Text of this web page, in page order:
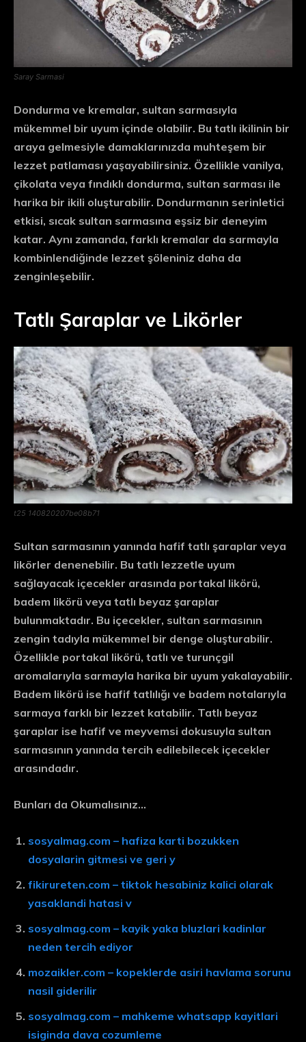
Saray Sarmasi
Dondurma ve kremalar, sultan sarmasıyla
mükemmel bir uyum içinde olabilir. Bu tatlı ikilinin bir
araya gelmesiyle damaklarınızda muhteşem bir
lezzet patlaması yaşayabilirsiniz. Özellikle vanilya,
çikolata veya fındıklı dondurma, sultan sarması ile
harika bir ikili oluşturabilir. Dondurmanın serinletici
etkisi, sıcak sultan sarmasına eşsiz bir deneyim
katar. Aynı zamanda, farklı kremalar da sarmayla
kombinlendiğinde lezzet şöleniniz daha da
zenginleşebilir.
Tatlı Şaraplar ve Likörler
t25 140820207be08b71
Sultan sarmasının yanında hafif tatlı şaraplar veya
likörler denenebilir. Bu tatlı lezzetle uyum
sağlayacak içecekler arasında portakal likörü,
badem likörü veya tatlı beyaz şaraplar
bulunmaktadır. Bu içecekler, sultan sarmasının
zengin tadıyla mükemmel bir denge oluşturabilir.
Özellikle portakal likörü, tatlı ve turunçgil
aromalarıyla sarmayla harika bir uyum yakalayabilir.
Badem likörü ise hafif tatlılığı ve badem notalarıyla
sarmaya farklı bir lezzet katabilir. Tatlı beyaz
şaraplar ise hafif ve meyvemsi dokusuyla sultan
sarmasının yanında tercih edilebilecek içecekler
arasındadır.
Bunları da Okumalısınız…
sosyalmag.com – hafiza karti bozukken
dosyalarin gitmesi ve geri y
fikirureten.com – tiktok hesabiniz kalici olarak
yasaklandi hatasi v
sosyalmag.com – kayik yaka bluzlari kadinlar
neden tercih ediyor
mozaikler.com – kopeklerde asiri havlama sorunu
nasil giderilir
sosyalmag.com – mahkeme whatsapp kayitlari
isiginda dava cozumleme